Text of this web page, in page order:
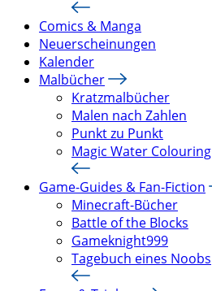
Comics & Manga
Neuerscheinungen
Kalender
Malbücher
Kratzmalbücher
Malen nach Zahlen
Punkt zu Punkt
Magic Water Colouring
Game-Guides & Fan-Fiction
Minecraft-Bücher
Battle of the Blocks
Gameknight999
Tagebuch eines Noobs